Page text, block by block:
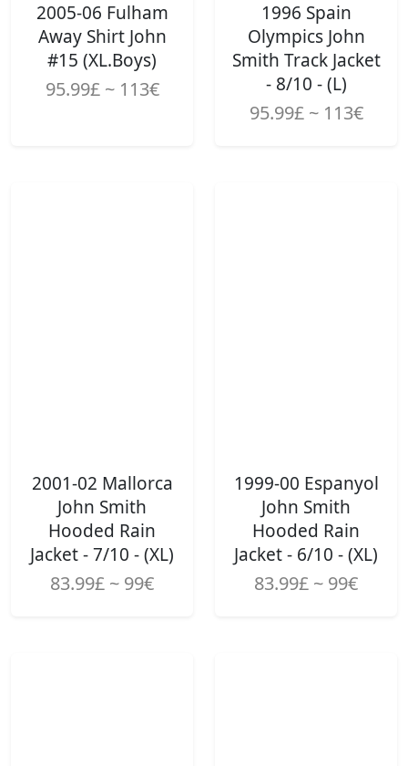
2005-06 Fulham
Away Shirt John
#15 (XL.Boys)
95.99£ ~ 113€
1996 Spain
Olympics John
Smith Track Jacket
- 8/10 - (L)
95.99£ ~ 113€
2001-02 Mallorca
John Smith
Hooded Rain
Jacket - 7/10 - (XL)
83.99£ ~ 99€
1999-00 Espanyol
John Smith
Hooded Rain
Jacket - 6/10 - (XL)
83.99£ ~ 99€